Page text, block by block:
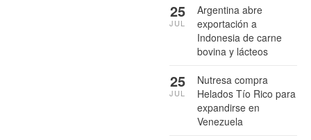
Argentina abre
exportación a
Indonesia de carne
bovina y lácteos
25
JUL
Nutresa compra
Helados Tío Rico para
expandirse en
Venezuela
25
JUL